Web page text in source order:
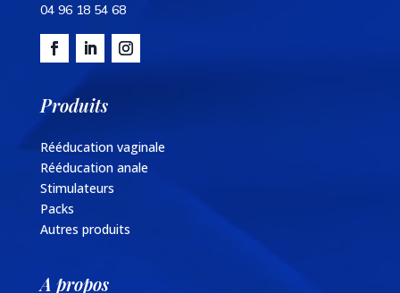
04 96 18 54 68
Produits
Rééducation vaginale
Rééducation anale
Stimulateurs
Packs
Autres produits
A propos